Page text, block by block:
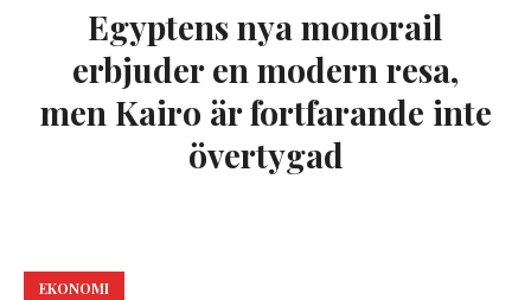
Egyptens nya monorail
erbjuder en modern resa,
men Kairo är fortfarande inte
övertygad
EKONOMI